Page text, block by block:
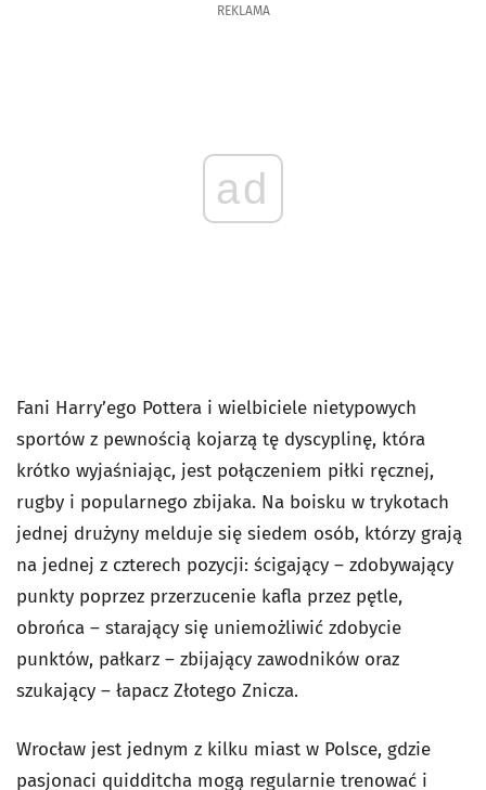
REKLAMA
ad
Fani Harry’ego Pottera i wielbiciele nietypowych
sportów z pewnością kojarzą tę dyscyplinę, która
krótko wyjaśniając, jest połączeniem piłki ręcznej,
rugby i popularnego zbijaka. Na boisku w trykotach
jednej drużyny melduje się siedem osób, którzy grają
na jednej z czterech pozycji: ścigający – zdobywający
punkty poprzez przerzucenie kafla przez pętle,
obrońca – starający się uniemożliwić zdobycie
punktów, pałkarz – zbijający zawodników oraz
szukający – łapacz Złotego Znicza.
Wrocław jest jednym z kilku miast w Polsce, gdzie
pasjonaci quidditcha mogą regularnie trenować i